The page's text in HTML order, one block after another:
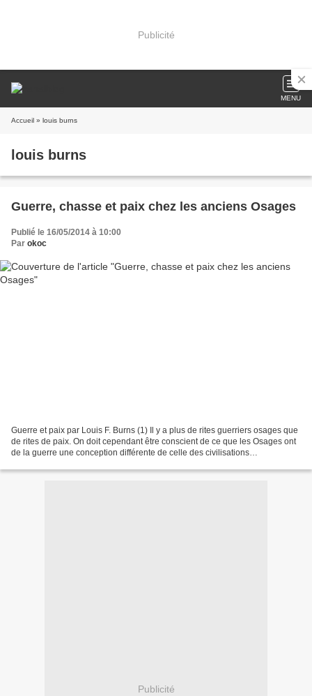
Publicité
MENU
Accueil » louis burns
louis burns
Guerre, chasse et paix chez les anciens Osages
Publié le 16/05/2014 à 10:00
Par okoc
Guerre et paix par Louis F. Burns (1) Il y a plus de rites guerriers osages que
de rites de paix. On doit cependant être conscient de ce que les Osages ont
de la guerre une conception différente de celle des civilisations
Publicité